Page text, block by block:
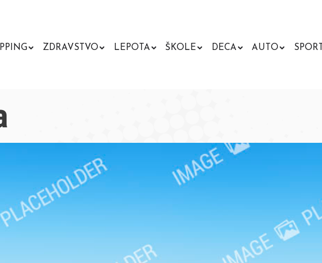
ZDRAVSTVO LEPOTA ŠKOLE DECA AUTO SPORT